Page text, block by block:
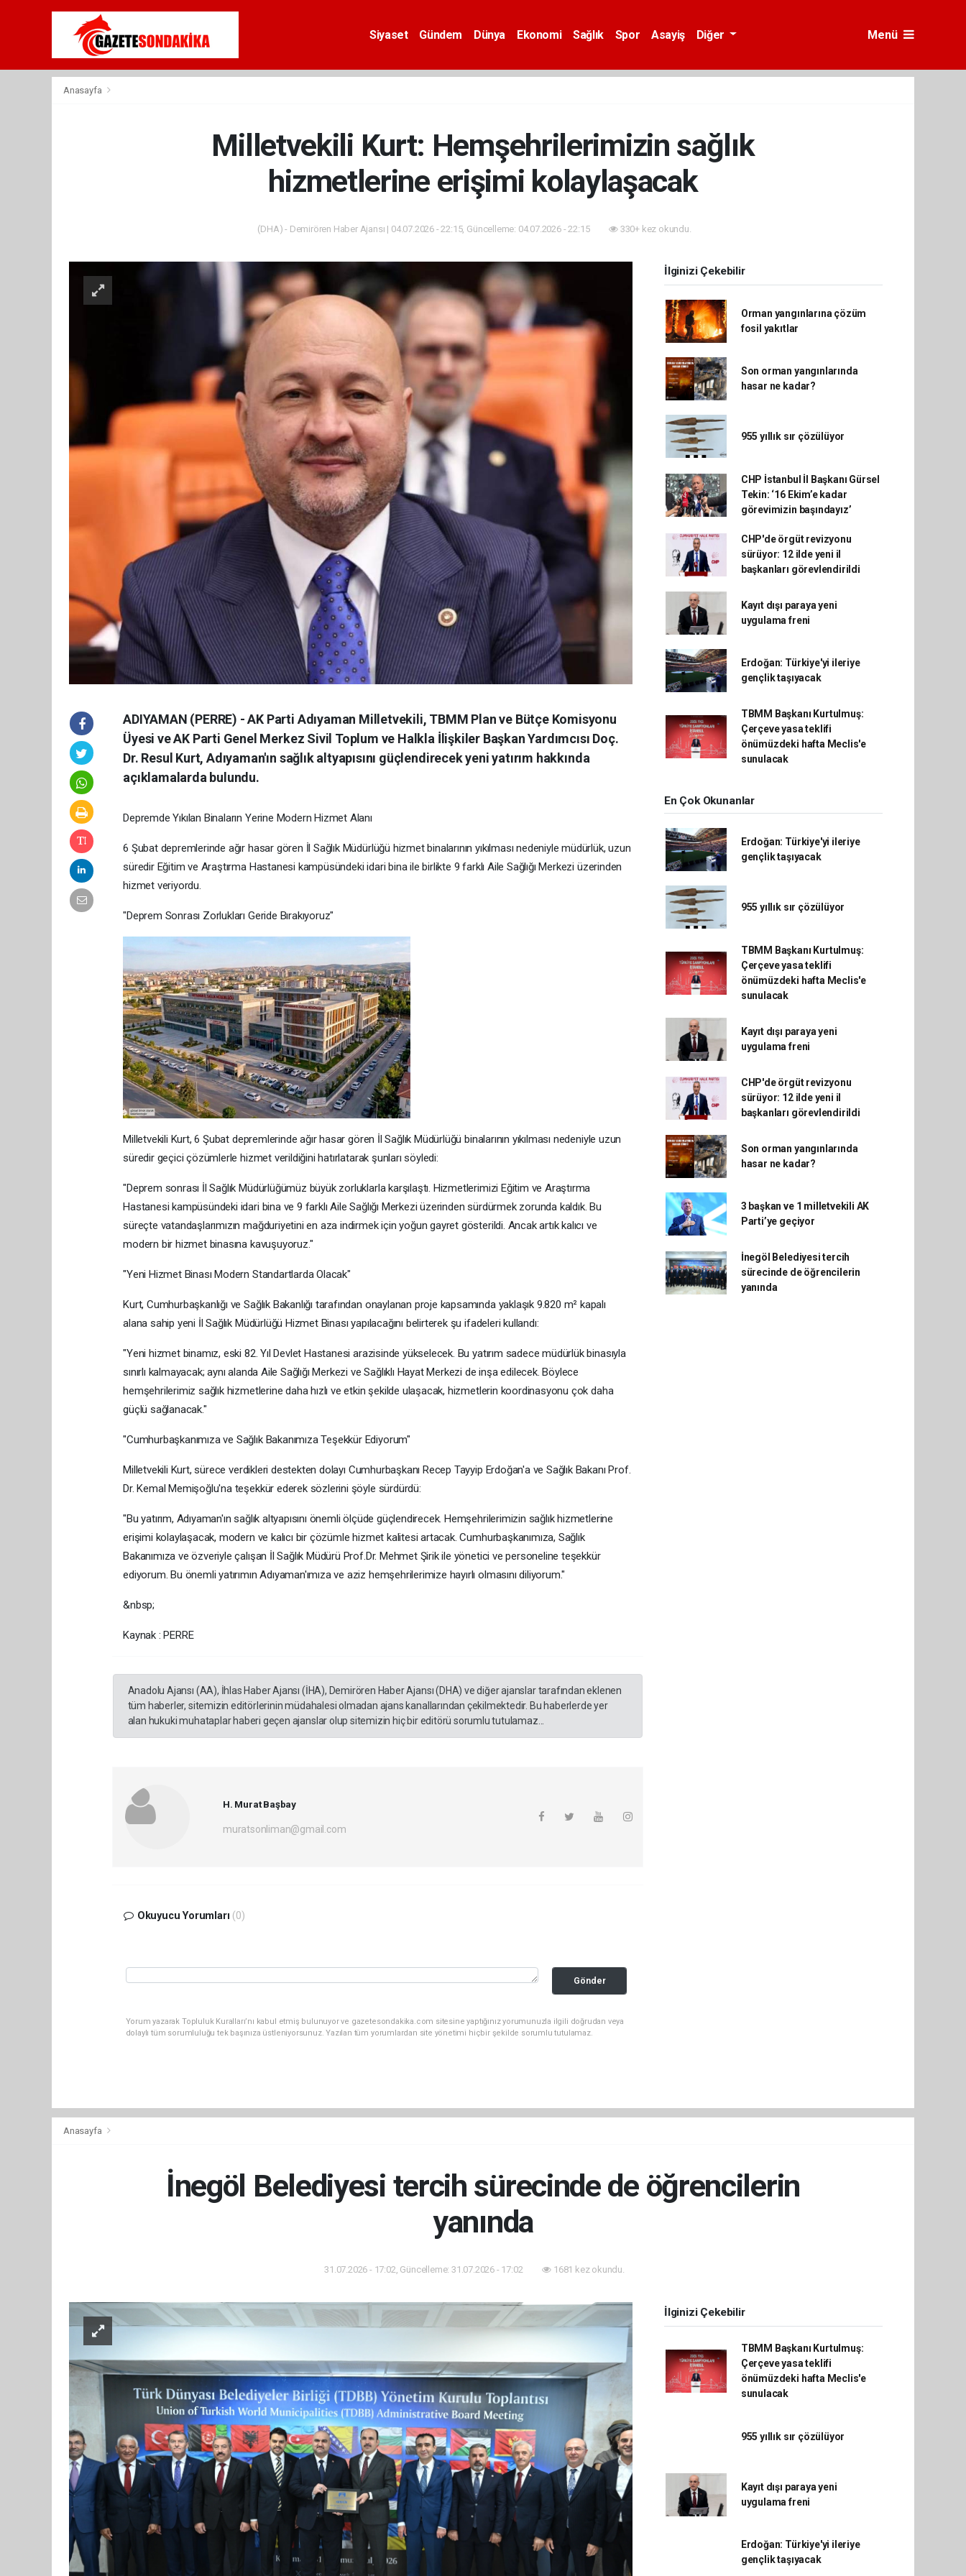
Siyaset Gündem Dünya Ekonomi Sağlık Spor Asayiş Diğer Menü
Anasayfa
Milletvekili Kurt: Hemşehrilerimizin sağlık
hizmetlerine erişimi kolaylaşacak
(DHA) - Demirören Haber Ajansı | 04.07.2026 - 22:15, Güncelleme: 04.07.2026 - 22:15 330+ kez okundu.
ADIYAMAN (PERRE) - AK Parti Adıyaman Milletvekili, TBMM Plan ve Bütçe Komisyonu
Üyesi ve AK Parti Genel Merkez Sivil Toplum ve Halkla İlişkiler Başkan Yardımcısı Doç.
Dr. Resul Kurt, Adıyaman'ın sağlık altyapısını güçlendirecek yeni yatırım hakkında
açıklamalarda bulundu.
Depremde Yıkılan Binaların Yerine Modern Hizmet Alanı
6 Şubat depremlerinde ağır hasar gören İl Sağlık Müdürlüğü hizmet binalarının yıkılması nedeniyle müdürlük, uzun
süredir Eğitim ve Araştırma Hastanesi kampüsündeki idari bina ile birlikte 9 farklı Aile Sağlığı Merkezi üzerinden
hizmet veriyordu.
"Deprem Sonrası Zorlukları Geride Bırakıyoruz"
Milletvekili Kurt, 6 Şubat depremlerinde ağır hasar gören İl Sağlık Müdürlüğü binalarının yıkılması nedeniyle uzun
süredir geçici çözümlerle hizmet verildiğini hatırlatarak şunları söyledi:
"Deprem sonrası İl Sağlık Müdürlüğümüz büyük zorluklarla karşılaştı. Hizmetlerimizi Eğitim ve Araştırma
Hastanesi kampüsündeki idari bina ve 9 farklı Aile Sağlığı Merkezi üzerinden sürdürmek zorunda kaldık. Bu
süreçte vatandaşlarımızın mağduriyetini en aza indirmek için yoğun gayret gösterildi. Ancak artık kalıcı ve
modern bir hizmet binasına kavuşuyoruz."
"Yeni Hizmet Binası Modern Standartlarda Olacak"
Kurt, Cumhurbaşkanlığı ve Sağlık Bakanlığı tarafından onaylanan proje kapsamında yaklaşık 9.820 m² kapalı
alana sahip yeni İl Sağlık Müdürlüğü Hizmet Binası yapılacağını belirterek şu ifadeleri kullandı:
"Yeni hizmet binamız, eski 82. Yıl Devlet Hastanesi arazisinde yükselecek. Bu yatırım sadece müdürlük binasıyla
sınırlı kalmayacak; aynı alanda Aile Sağlığı Merkezi ve Sağlıklı Hayat Merkezi de inşa edilecek. Böylece
hemşehrilerimiz sağlık hizmetlerine daha hızlı ve etkin şekilde ulaşacak, hizmetlerin koordinasyonu çok daha
güçlü sağlanacak."
"Cumhurbaşkanımıza ve Sağlık Bakanımıza Teşekkür Ediyorum"
Milletvekili Kurt, sürece verdikleri destekten dolayı Cumhurbaşkanı Recep Tayyip Erdoğan'a ve Sağlık Bakanı Prof.
Dr. Kemal Memişoğlu'na teşekkür ederek sözlerini şöyle sürdürdü:
"Bu yatırım, Adıyaman'ın sağlık altyapısını önemli ölçüde güçlendirecek. Hemşehrilerimizin sağlık hizmetlerine
erişimi kolaylaşacak, modern ve kalıcı bir çözümle hizmet kalitesi artacak. Cumhurbaşkanımıza, Sağlık
Bakanımıza ve özveriyle çalışan İl Sağlık Müdürü Prof.Dr. Mehmet Şirik ile yönetici ve personeline teşekkür
ediyorum. Bu önemli yatırımın Adıyaman'ımıza ve aziz hemşehrilerimize hayırlı olmasını diliyorum."
&nbsp;
Kaynak : PERRE
Anadolu Ajansı (AA), İhlas Haber Ajansı (İHA), Demirören Haber Ajansı (DHA) ve diğer ajanslar tarafından eklenen
tüm haberler, sitemizin editörlerinin müdahalesi olmadan ajans kanallarından çekilmektedir. Bu haberlerde yer
alan hukuki muhataplar haberi geçen ajanslar olup sitemizin hiç bir editörü sorumlu tutulamaz...
H. Murat Başbay
muratsonliman@gmail.com
Okuyucu Yorumları (0)
Gönder
Yorum yazarak Topluluk Kuralları’nı kabul etmiş bulunuyor ve gazetesondakika.com sitesine yaptığınız yorumunuzla ilgili doğrudan veya
dolaylı tüm sorumluluğu tek başınıza üstleniyorsunuz. Yazılan tüm yorumlardan site yönetimi hiçbir şekilde sorumlu tutulamaz.
İlginizi Çekebilir
Orman yangınlarına çözüm
fosil yakıtlar
Son orman yangınlarında
hasar ne kadar?
955 yıllık sır çözülüyor
CHP İstanbul İl Başkanı Gürsel
Tekin: ‘16 Ekim’e kadar
görevimizin başındayız’
CHP'de örgüt revizyonu
sürüyor: 12 ilde yeni il
başkanları görevlendirildi
Kayıt dışı paraya yeni
uygulama freni
Erdoğan: Türkiye'yi ileriye
gençlik taşıyacak
TBMM Başkanı Kurtulmuş:
Çerçeve yasa teklifi
önümüzdeki hafta Meclis'e
sunulacak
En Çok Okunanlar
Erdoğan: Türkiye'yi ileriye
gençlik taşıyacak
955 yıllık sır çözülüyor
TBMM Başkanı Kurtulmuş:
Çerçeve yasa teklifi
önümüzdeki hafta Meclis'e
sunulacak
Kayıt dışı paraya yeni
uygulama freni
CHP'de örgüt revizyonu
sürüyor: 12 ilde yeni il
başkanları görevlendirildi
Son orman yangınlarında
hasar ne kadar?
3 başkan ve 1 milletvekili AK
Parti’ye geçiyor
İnegöl Belediyesi tercih
sürecinde de öğrencilerin
yanında
Anasayfa
İnegöl Belediyesi tercih sürecinde de öğrencilerin
yanında
31.07.2026 - 17:02, Güncelleme: 31.07.2026 - 17:02 1681 kez okundu.
İlginizi Çekebilir
TBMM Başkanı Kurtulmuş:
Çerçeve yasa teklifi
önümüzdeki hafta Meclis'e
sunulacak
955 yıllık sır çözülüyor
Kayıt dışı paraya yeni
uygulama freni
Erdoğan: Türkiye'yi ileriye
gençlik taşıyacak